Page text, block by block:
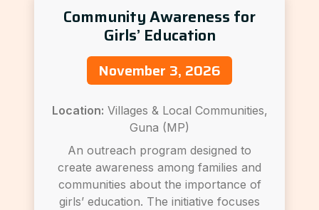
Community Awareness for
Girls’ Education
November 3, 2026
Location: Villages & Local Communities,
Guna (MP)
An outreach program designed to
create awareness among families and
communities about the importance of
girls’ education. The initiative focuses